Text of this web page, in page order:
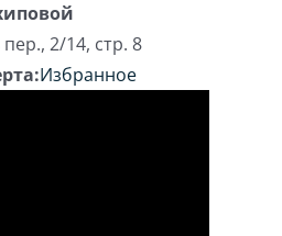
2/14, стр. 8
Избранное